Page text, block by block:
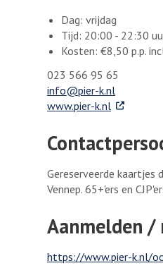
Dag: vrijdag
Tijd: 20:00 - 22:30
Kosten: €8,50 p.p.
023 566 95 65
info@pier-k.nl
www.pier-k.nl . Externe link
Gereserveerde kaartjes
Vennep. 65+'ers en
Aanmelden
https://www.pier-k.nl/